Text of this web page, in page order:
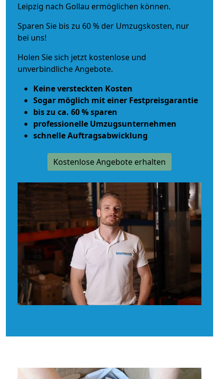
Leipzig nach Gollau ermöglichen können.
Sparen Sie bis zu 60 % der Umzugskosten, nur
bei uns!
Holen Sie sich jetzt kostenlose und
unverbindliche Angebote.
Keine versteckten Kosten
Sogar möglich mit einer Festpreisgarantie
bis zu ca. 60 % sparen
professionelle Umzugsunternehmen
schnelle Auftragsabwicklung
Kostenlose Angebote erhalten